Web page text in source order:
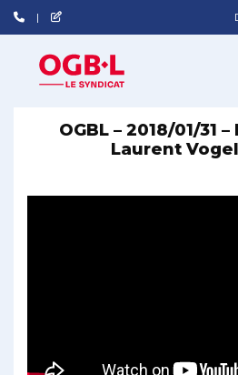
OGBL – 2018/01/31
Laurent Vogel